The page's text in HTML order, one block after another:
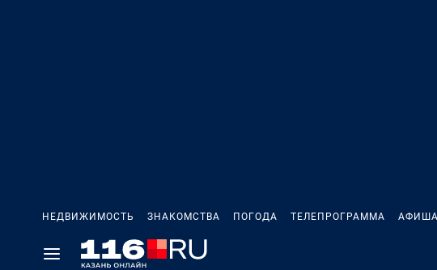
НЕДВИЖИМОСТЬ ЗНАКОМСТВА ПОГОДА ТЕЛЕПРОГРАММА АФИША